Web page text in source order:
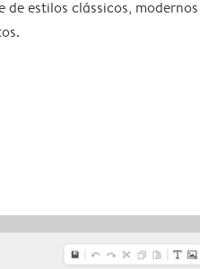
estilos clássicos,